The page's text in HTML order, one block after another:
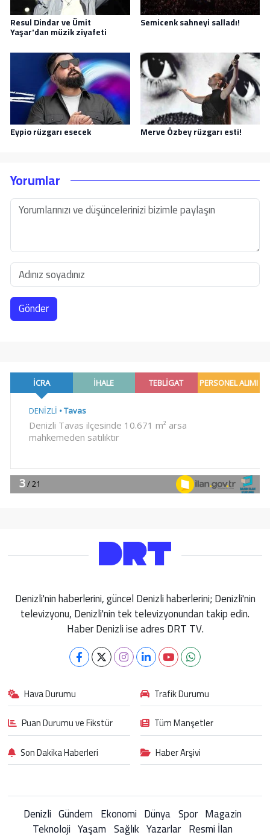
Resul Dindar ve Ümit
Yaşar'dan müzik ziyafeti
Semicenk sahneyi salladı!
Eypio rüzgarı esecek Merve Özbey rüzgarı esti!
Yorumlar
Gönder
Denizli'nin haberlerini, güncel Denizli haberlerini; Denizli'nin
televizyonu, Denizli'nin tek televizyonundan takip edin.
Haber Denizli ise adres DRT TV.
Hava Durumu
Trafik Durumu
Puan Durumu ve Fikstür
Tüm Manşetler
Son Dakika Haberleri
Haber Arşivi
Denizli Gündem Ekonomi Dünya Spor Magazin
Teknoloji Yaşam Sağlık Yazarlar Resmi İlan